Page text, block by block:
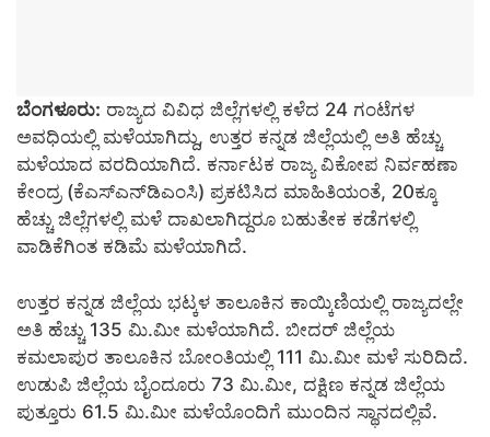
ಬೆಂಗಳೂರು: ರಾಜ್ಯದ ವಿವಿಧ ಜಿಲ್ಲೆಗಳಲ್ಲಿ ಕಳೆದ 24 ಗಂಟೆಗಳ
ಅವಧಿಯಲ್ಲಿ ಮಳೆಯಾಗಿದ್ದು, ಉತ್ತರ ಕನ್ನಡ ಜಿಲ್ಲೆಯಲ್ಲಿ ಅತಿ ಹೆಚ್ಚು
ಮಳೆಯಾದ ವರದಿಯಾಗಿದೆ. ಕರ್ನಾಟಕ ರಾಜ್ಯ ವಿಕೋಪ ನಿರ್ವಹಣಾ
ಕೇಂದ್ರ (ಕೆಎಸ್‌ಎನ್‌ಡಿಎಂಸಿ) ಪ್ರಕಟಿಸಿದ ಮಾಹಿತಿಯಂತೆ, 20ಕ್ಕೂ
ಹೆಚ್ಚು ಜಿಲ್ಲೆಗಳಲ್ಲಿ ಮಳೆ ದಾಖಲಾಗಿದ್ದರೂ ಬಹುತೇಕ ಕಡೆಗಳಲ್ಲಿ
ವಾಡಿಕೆಗಿಂತ ಕಡಿಮೆ ಮಳೆಯಾಗಿದೆ.
ಉತ್ತರ ಕನ್ನಡ ಜಿಲ್ಲೆಯ ಭಟ್ಕಳ ತಾಲೂಕಿನ ಕಾಯ್ಕಿಣಿಯಲ್ಲಿ ರಾಜ್ಯದಲ್ಲೇ
ಅತಿ ಹೆಚ್ಚು 135 ಮಿ.ಮೀ ಮಳೆಯಾಗಿದೆ. ಬೀದರ್ ಜಿಲ್ಲೆಯ
ಕಮಲಾಪುರ ತಾಲೂಕಿನ ಬೋಂತಿಯಲ್ಲಿ 111 ಮಿ.ಮೀ ಮಳೆ ಸುರಿದಿದೆ.
ಉಡುಪಿ ಜಿಲ್ಲೆಯ ಬೈಂದೂರು 73 ಮಿ.ಮೀ, ದಕ್ಷಿಣ ಕನ್ನಡ ಜಿಲ್ಲೆಯ
ಪುತ್ತೂರು 61.5 ಮಿ.ಮೀ ಮಳೆಯೊಂದಿಗೆ ಮುಂದಿನ ಸ್ಥಾನದಲ್ಲಿವೆ.